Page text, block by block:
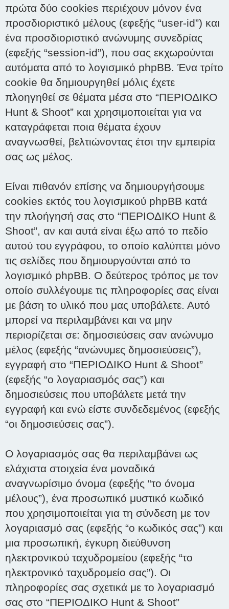
πρώτα δύο cookies περιέχουν μόνον ένα
προσδιοριστικό μέλους (εφεξής “user-id”) και
ένα προσδιοριστικό ανώνυμης συνεδρίας
(εφεξής “session-id”), που σας εκχωρούνται
αυτόματα από το λογισμικό phpBB. Ένα τρίτο
cookie θα δημιουργηθεί μόλις έχετε
πλοηγηθεί σε θέματα μέσα στο “ΠΕΡΙΟΔΙΚΟ
Hunt & Shoot” και χρησιμοποιείται για να
καταγράφεται ποια θέματα έχουν
αναγνωσθεί, βελτιώνοντας έτσι την εμπειρία
σας ως μέλος.
Είναι πιθανόν επίσης να δημιουργήσουμε
cookies εκτός του λογισμικού phpBB κατά
την πλοήγησή σας στο “ΠΕΡΙΟΔΙΚΟ Hunt &
Shoot”, αν και αυτά είναι έξω από το πεδίο
αυτού του εγγράφου, το οποίο καλύπτει μόνο
τις σελίδες που δημιουργούνται από το
λογισμικό phpBB. Ο δεύτερος τρόπος με τον
οποίο συλλέγουμε τις πληροφορίες σας είναι
με βάση το υλικό που μας υποβάλετε. Αυτό
μπορεί να περιλαμβάνει και να μην
περιορίζεται σε: δημοσιεύσεις σαν ανώνυμο
μέλος (εφεξής “ανώνυμες δημοσιεύσεις”),
εγγραφή στο “ΠΕΡΙΟΔΙΚΟ Hunt & Shoot”
(εφεξής “ο λογαριασμός σας”) και
δημοσιεύσεις που υποβάλετε μετά την
εγγραφή και ενώ είστε συνδεδεμένος (εφεξής
“οι δημοσιεύσεις σας”).
Ο λογαριασμός σας θα περιλαμβάνει ως
ελάχιστα στοιχεία ένα μοναδικά
αναγνωρίσιμο όνομα (εφεξής “το όνομα
μέλους”), ένα προσωπικό μυστικό κωδικό
που χρησιμοποιείται για τη σύνδεση με τον
λογαριασμό σας (εφεξής “ο κωδικός σας”) και
μια προσωπική, έγκυρη διεύθυνση
ηλεκτρονικού ταχυδρομείου (εφεξής “το
ηλεκτρονικό ταχυδρομείο σας”). Οι
πληροφορίες σας σχετικά με το λογαριασμό
σας στο “ΠΕΡΙΟΔΙΚΟ Hunt & Shoot”